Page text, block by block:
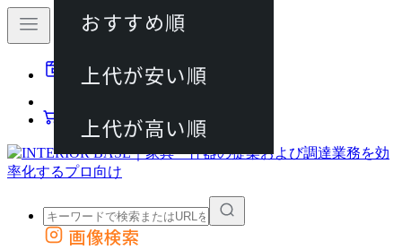
動画マニュアル
カート
外部サイトの商品をカートに追加
画像検索
おすすめ順
上代が安い順
上代が高い順